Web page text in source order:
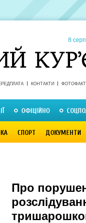
8
КОНТАКТИ ФОТОФАКТ
ОФІЦІЙНО
СПОРТ ДОКУМЕНТИ
Про